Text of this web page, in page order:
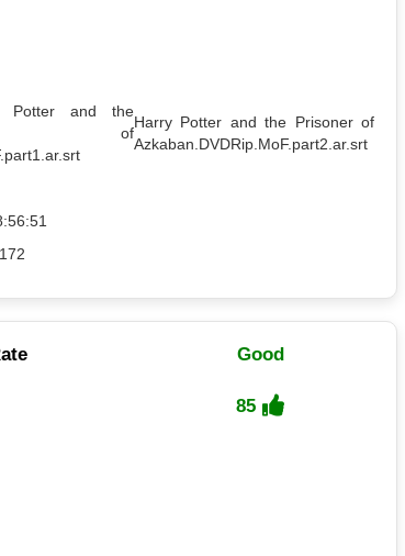
Potter and the
of
Harry Potter and the Prisoner of
Azkaban.DVDRip.MoF.part2.ar.srt
Good
85